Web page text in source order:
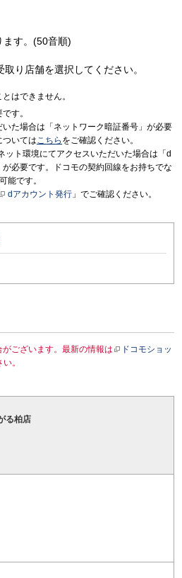
ます。(50音順)
り店舗を選択してください。
はできません。
す。
いた場合は「ネットワーク暗証番号」が必要
ついてはこちら をご確認ください。
ット環境にてアクセスいただいた場合は「d
必要です。ドコモの契約回線をお持ちでな
能です。
dアカウント発行 」でご確認ください。
ございます。最新の情報は
ドコモショッ
。
る柏店